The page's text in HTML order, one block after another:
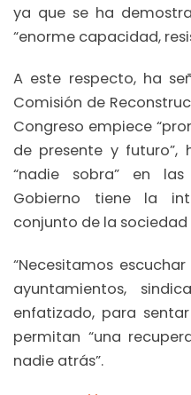
ya que se ha
“enorme capacidad,
A este respecto, ha
Comisión de
Congreso empiece
de presente y futuro”,
“nadie sobra” en
Gobierno tiene la
conjunto de la sociedad
“Necesitamos
ayuntamientos,
enfatizado, para
permitan “una
nadie atrás”.